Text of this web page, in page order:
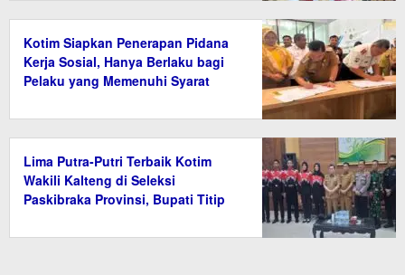
Kotim Siapkan Penerapan Pidana
Kerja Sosial, Hanya Berlaku bagi
Pelaku yang Memenuhi Syarat
Lima Putra-Putri Terbaik Kotim
Wakili Kalteng di Seleksi
Paskibraka Provinsi, Bupati Titip